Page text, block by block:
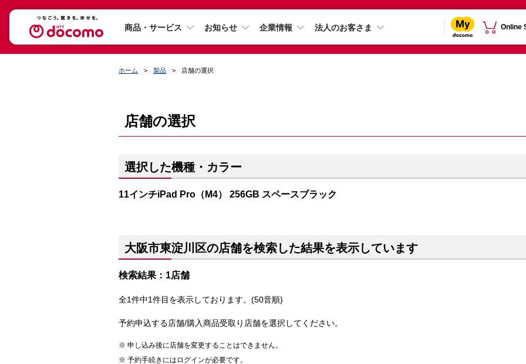
商品・サービス お知らせ 企業情報 法人のお客さま Online
ホーム 製品 店舗の選択
店舗の選択
選択した機種・カラー
11インチiPad Pro（M4） 256GB スペースブラック
大阪市東淀川区の店舗を検索した結果を表示しています
検索結果：1店舗
全1件中1件目を表示しております。(50音順)
予約申込する店舗/購入商品受取り店舗を選択してください。
申し込み後に店舗を変更することはできません。
予約手続きにはログインが必要です。